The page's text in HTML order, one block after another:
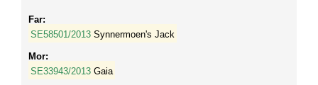
Far:
SE58501/2013 Synnermoen's Jack
Mor:
SE33943/2013 Gaia